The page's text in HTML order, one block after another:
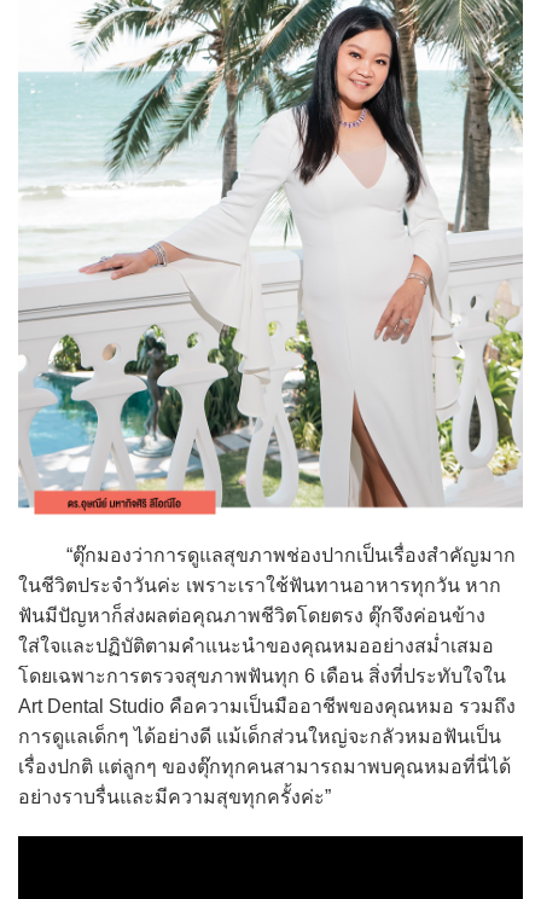
“ตุ๊กมองว่าการดูแลสุขภาพช่องปากเป็นเรื่องสำคัญมาก
ในชีวิตประจำวันค่ะ เพราะเราใช้ฟันทานอาหารทุกวัน หาก
ฟันมีปัญหาก็ส่งผลต่อคุณภาพชีวิตโดยตรง ตุ๊กจึงค่อนข้าง
ใส่ใจและปฏิบัติตามคำแนะนำของคุณหมออย่างสม่ำเสมอ
โดยเฉพาะการตรวจสุขภาพฟันทุก 6 เดือน สิ่งที่ประทับใจใน
Art Dental Studio คือความเป็นมืออาชีพของคุณหมอ รวมถึง
การดูแลเด็กๆ ได้อย่างดี แม้เด็กส่วนใหญ่จะกลัวหมอฟันเป็น
เรื่องปกติ แต่ลูกๆ ของตุ๊กทุกคนสามารถมาพบคุณหมอที่นี่ได้
อย่างราบรื่นและมีความสุขทุกครั้งค่ะ”